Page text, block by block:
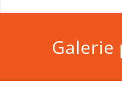
Galerie